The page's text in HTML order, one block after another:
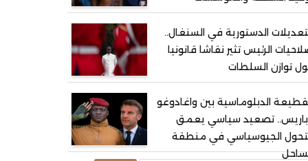
الدستورية في السنغال..
الرئيس تثير نقاشا قانونيا
توازن السلطات
الدبلوماسية بين واغادوغو
تصعيد سياسي يعمق
الجيوسياسي في منطقة